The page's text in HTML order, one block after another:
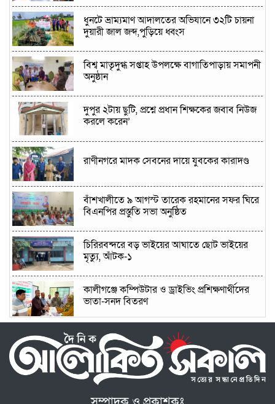
ধুনটে ভ্রাম্যমাণ আদালতের অভিযানে ৩২টি চায়না
দুয়ারী জাল জব্দ,পুড়িয়ে ধ্বংস
বিশ্ব মাতৃদুগ্ধ সপ্তাহ উপলক্ষে বাগাতিপাড়ায় সমাপনী
অনুষ্ঠান
দুপুর ২টায় ছুটি, প্রশ্নে প্রধান শিক্ষকের জবাব নিউজ
করলে করেন’
রাণীনগরে মাদক সেবনের দায়ে যুবকের কারাদণ্ড
বাঁশখালীতে ৯ আগস্ট তারেক রহমানের সফর ঘিরে
বিএনপির প্রস্তুতি সভা অনুষ্ঠিত
চিরিরবন্দরে বড় ভাইয়ের আঘাতে ছোট ভাইয়ের
মৃত্যু, আঁটক-১
কালীগঞ্জে কম্পিউটার ও ড্রাইভিং প্রশিক্ষণার্থীদের
ভাতা-সনদ বিতরণ
শেরপুরে জাতীয় নাগরিক পার্টির উদ্যোগে জুলাই
গণঅভ্যুত্থান দিবস পালন: মিলাদ ও আলোচনা সভা
অনুষ্ঠিত
রায়গঞ্জে উপজেলা সদরের পাশে কারিগরি প্রশিক্ষণ
কেন্দ্র স্থাপনের দাবিতে ইউএনওর নিকট স্মারকলিপি
প্রদান